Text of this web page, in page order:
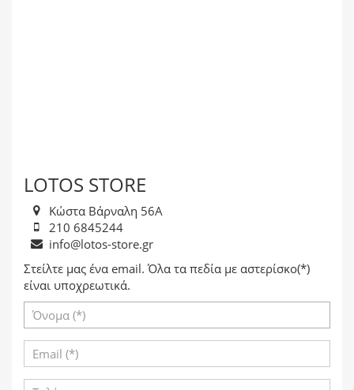
LOTOS STORE
Κώστα Βάρναλη 56Α
210 6845244
info@lotos-store.gr
Στείλτε μας ένα email. Όλα τα πεδία με αστερίσκο(*)
είναι υποχρεωτικά.